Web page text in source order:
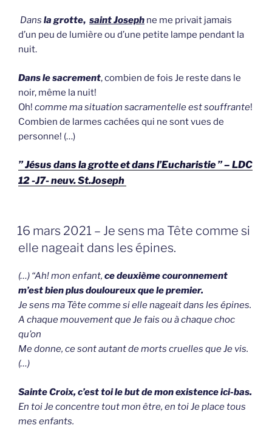
Dans la grotte, saint Joseph ne me privait jamais
d’un peu de lumière ou d’une petite lampe pendant la
nuit.
Dans le sacrement, combien de fois Je reste dans le
noir, même la nuit!
Oh! comme ma situation sacramentelleest souffrante!
Combien de larmes cachées qui ne sont vues de
personne! (…)
” Jésus dans la grotte et dans l’Eucharistie ” – LDC
12 -J7- neuv. St.Joseph
GEPLAATST
OP
16 mars 2021 – Je sens ma Tête comme si
elle nageait dans les épines.
(…) “Ah! mon enfant, ce deuxième couronnement
m’est bien plus douloureux que le premier.
Je sens ma Tête comme si elle nageait dans les épines.
A chaque mouvement que Je fais ou à chaque choc
qu’on
Me donne, ce sont autant de morts cruelles que Je vis.
(…)
Sainte Croix, c’est toi le but de mon existence ici-bas.
En toi Je concentre tout mon être, en toi Je place tous
mes enfants.